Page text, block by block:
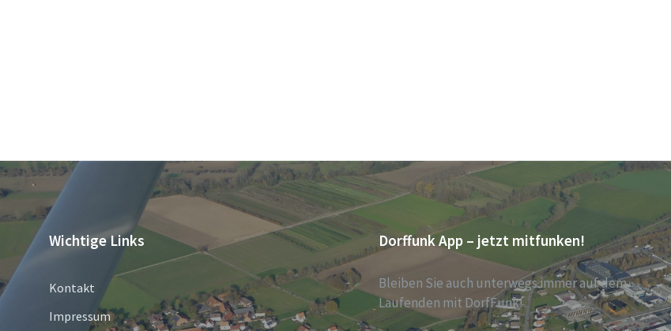
Wichtige Links
Kontakt
Impressum
Dorffunk App – jetzt mitfunken!
Bleiben Sie auch unterwegs immer auf dem
Laufenden mit DorfFunk!